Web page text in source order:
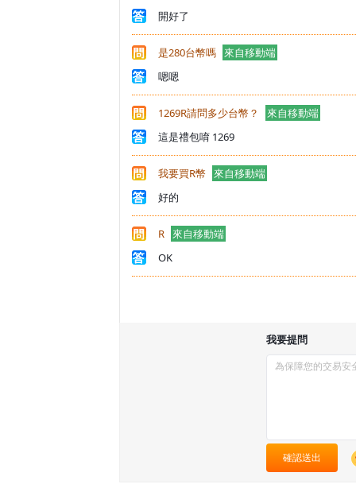
開好了
是280台幣嗎
來自移動端
嗯嗯
1269R請問多少台幣？
來自移動端
這是禮包唷 1269
我要買R幣
來自移動端
好的
R
來自移動端
OK
我要提問
確認送出